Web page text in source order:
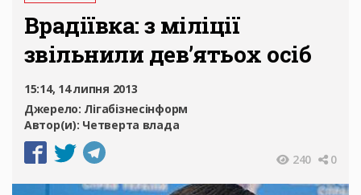
Врадіївка: з міліції
звільнили дев’ятьох осіб
15:14, 14 липня 2013
Джерело: Лігабізнесінформ
Автор(и): Четверта влада
240 0